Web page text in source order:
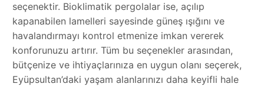
seçenektir. Bioklimatik pergolalar ise, açılıp
kapanabilen lamelleri sayesinde güneş ışığını ve
havalandırmayı kontrol etmenize imkan vererek
konforunuzu artırır. Tüm bu seçenekler arasından,
bütçenize ve ihtiyaçlarınıza en uygun olanı seçerek,
Eyüpsultan’daki yaşam alanlarınızı daha keyifli hale